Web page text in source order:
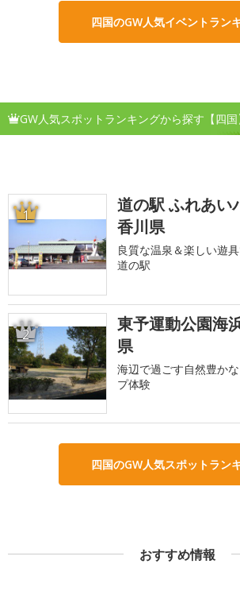
四国のGW人気イベントラン
GW人気スポットランキングから探す【四国
1
道の駅 ふれあい
香川県
良質な温泉＆楽しい遊
道の駅
2
東予運動公園海
県
海辺で過ごす自然豊か
プ体験
四国のGW人気スポットラン
おすすめ情報